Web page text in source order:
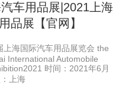
车用品展|2021上海
品展【官网】
上海国际汽车用品展览会 the
International Automobile
时间：2021年6月
上海